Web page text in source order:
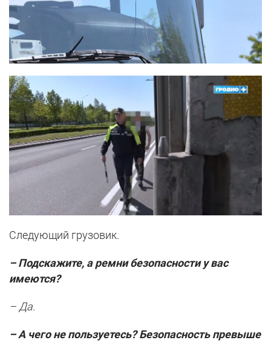
Следующий грузовик.
– Подскажите, а ремни безопасности у вас
имеются?
– Да.
– А чего не пользуетесь? Безопасность превыше